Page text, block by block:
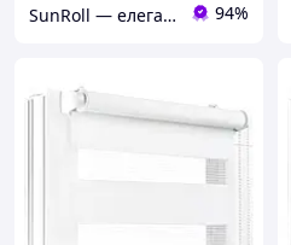
SunRoll — елегантність та комфорт у кожному вікні. 94%